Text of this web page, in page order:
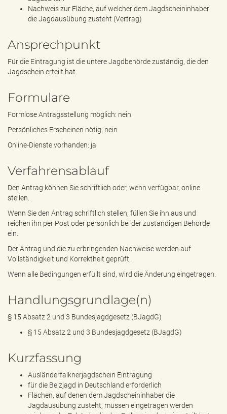
Nachweis zur Fläche, auf welcher dem Jagdscheininhaber
die Jagdausübung zusteht (Vertrag)
Ansprechpunkt
Für die Eintragung ist die untere Jagdbehörde zuständig, die den
Jagdschein erteilt hat.
Formulare
Formlose Antragsstellung möglich: nein
Persönliches Erscheinen nötig: nein
Online-Dienste vorhanden: ja
Verfahrensablauf
Den Antrag können Sie schriftlich oder, wenn verfügbar, online
stellen.
Wenn Sie den Antrag schriftlich stellen, füllen Sie ihn aus und
reichen ihn per Post oder persönlich bei der zuständigen Behörde
ein.
Der Antrag und die zu erbringenden Nachweise werden auf
Vollständigkeit und Korrektheit geprüft.
Wenn alle Bedingungen erfüllt sind, wird die Änderung eingetragen.
Handlungsgrundlage(n)
§ 15 Absatz 2 und 3 Bundesjagdgesetz (BJagdG)
§ 15 Absatz 2 und 3 Bundesjagdgesetz (BJagdG)
Kurzfassung
Ausländerfalknerjagdschein Eintragung
für die Beizjagd in Deutschland erforderlich
Flächen, auf denen dem Jagdscheininhaber die
Jagdausübung zusteht, müssen eingetragen werden